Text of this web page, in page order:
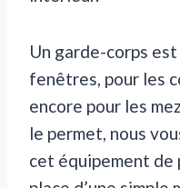
Un garde-corps
fenêtres, pour les
encore pour les
le permet, nous
cet équipement